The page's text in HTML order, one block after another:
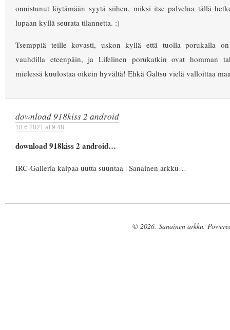
onnistunut löytämään syytä siihen, miksi itse palvelua tällä
lupaan kyllä seurata tilannetta. :)
Tsemppiä teille kovasti, uskon kyllä että tuolla porukalla on
vauhdilla eteenpäin, ja Lifelinen porukatkin ovat homman
mielessä kuulostaa oikein hyvältä! Ehkä Galtsu vielä valloittaa
download 918kiss 2 android
18.6.2021 at 9:48
download 918kiss 2 android…
IRC-Galleria kaipaa uutta suuntaa | Sanainen arkku…
© 2026. Sanainen arkku.